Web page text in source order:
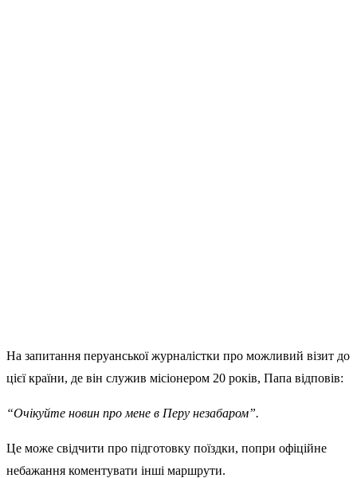
На запитання перуанської журналістки про можливий візит до
цієї країни, де він служив місіонером 20 років, Папа відповів:
“Очікуйте новин про мене в Перу незабаром”.
Це може свідчити про підготовку поїздки, попри офіційне
небажання коментувати інші маршрути.